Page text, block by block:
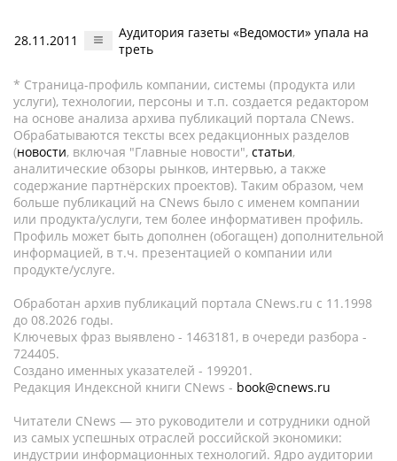
28.11.2011
Аудитория газеты «Ведомости» упала на
треть
* Страница-профиль компании, системы (продукта или
услуги), технологии, персоны и т.п. создается редактором
на основе анализа архива публикаций портала CNews.
Обрабатываются тексты всех редакционных разделов
(новости, включая "Главные новости", статьи,
аналитические обзоры рынков, интервью, а также
содержание партнёрских проектов). Таким образом, чем
больше публикаций на CNews было с именем компании
или продукта/услуги, тем более информативен профиль.
Профиль может быть дополнен (обогащен) дополнительной
информацией, в т.ч. презентацией о компании или
продукте/услуге.
Обработан архив публикаций портала CNews.ru c 11.1998
до 08.2026 годы.
Ключевых фраз выявлено - 1463181, в очереди разбора -
724405.
Создано именных указателей - 199201.
Редакция Индексной книги CNews - book@cnews.ru
Читатели CNews — это руководители и сотрудники одной
из самых успешных отраслей российской экономики:
индустрии информационных технологий. Ядро аудитории